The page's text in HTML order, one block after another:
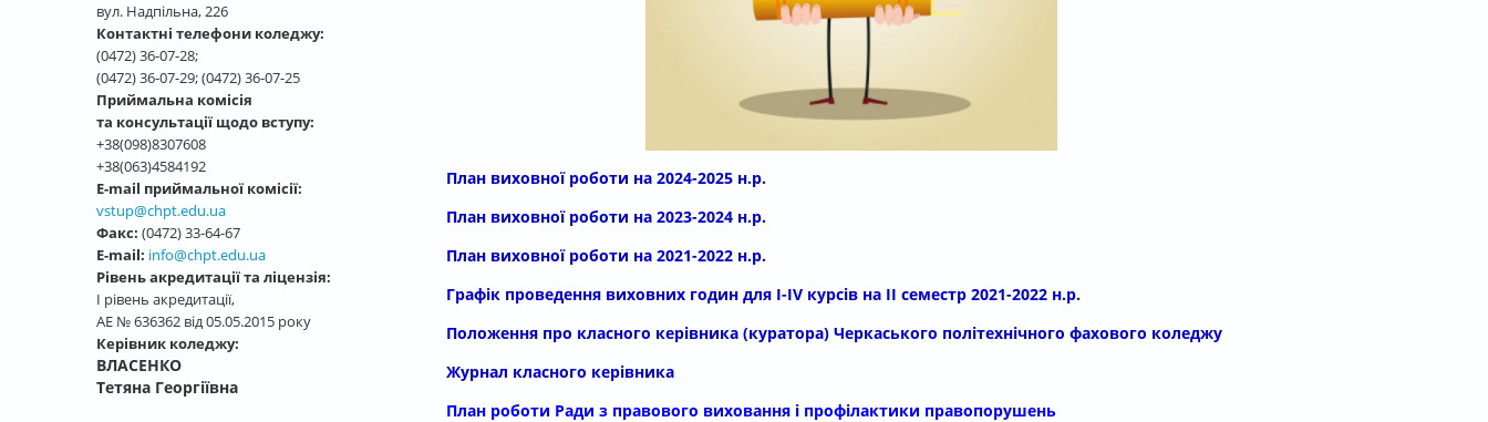
План виховної роботи на 2024-2025 н.р.
План виховної роботи на 2023-2024 н.р.
План виховної роботи на 2021-2022 н.р.
Графік проведення виховних годин для І-ІV курсів на ІІ семестр 2021-2022 н.р.
Положення про класного керівника (куратора) Черкаського політехнічного фахового коледжу
Журнал класного керівника
План роботи Ради з правового виховання і профілактики правопорушень
вул. Надпільна, 226
Контактні телефони коледжу:
(0472) 36-07-28;
(0472) 36-07-29; (0472) 36-07-25
Приймальна комісія
та консультації щодо вступу:
+38(098)8307608
+38(063)4584192
E-mail приймальної комісії:
vstup@chpt.edu.ua
Факс: (0472) 33-64-67
E-mail: info@chpt.edu.ua
Рівень акредитації та ліцензія:
І рівень акредитації,
АЕ № 636362 від 05.05.2015 року
Керівник коледжу:
ВЛАСЕНКО
Тетяна Георгіївна